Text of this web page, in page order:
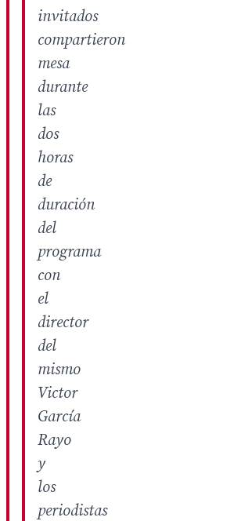
invitados
compartieron
mesa
durante
las
dos
horas
de
duración
del
programa
con
el
director
del
mismo
Victor
García
Rayo
y
los
periodistas